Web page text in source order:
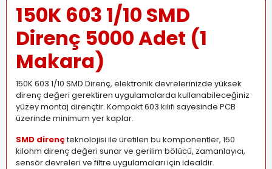
150K 603 1/10 SMD
Direnç 5000 Adet (1
Makara)
150K 603 1/10 SMD Direnç, elektronik devrelerinizde yüksek
direnç değeri gerektiren uygulamalarda kullanabileceğiniz
yüzey montaj dirençtir. Kompakt 603 kılıfı sayesinde PCB
üzerinde minimum yer kaplar.
SMD dirençteknolojisi ile üretilen bu komponentler, 150
kilohm direnç değeri sunar ve gerilim bölücü, zamanlayıcı,
sensör devreleri ve filtre uygulamaları için idealdir.